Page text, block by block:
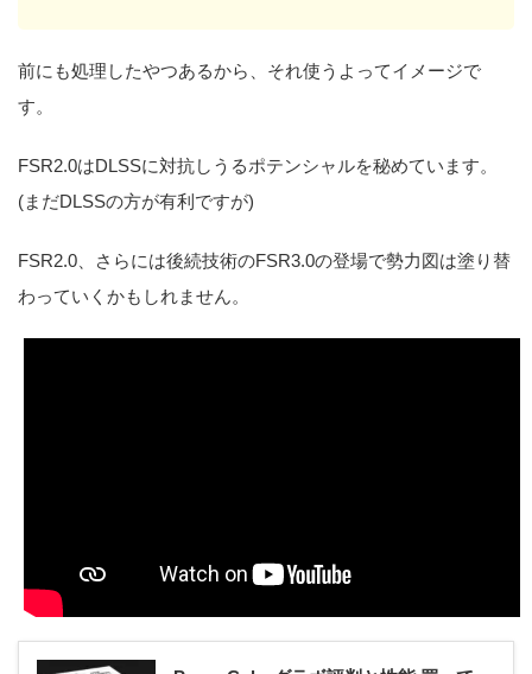
前にも処理したやつあるから、それ使うよってイメージで
す。
FSR2.0はDLSSに対抗しうるポテンシャルを秘めています。
(まだDLSSの方が有利ですが)
FSR2.0、さらには後続技術のFSR3.0の登場で勢力図は塗り替
わっていくかもしれません。